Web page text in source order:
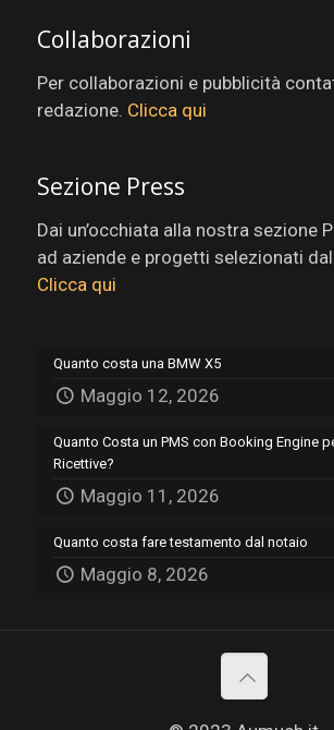
Collaborazioni
Per collaborazioni e pubblicità
redazione. Clicca qui
Sezione Press
Dai un’occhiata alla nostra sezione
ad aziende e progetti selezionati
Clicca qui
Quanto costa una BMW X5
Maggio 12, 2026
Quanto Costa un PMS con Booking Engine
Ricettive?
Maggio 11, 2026
Quanto costa fare testamento dal notaio
Maggio 8, 2026